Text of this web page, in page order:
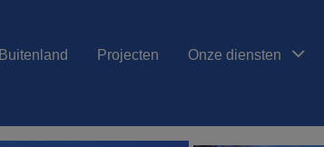
Buitenland Projecten Onze diensten